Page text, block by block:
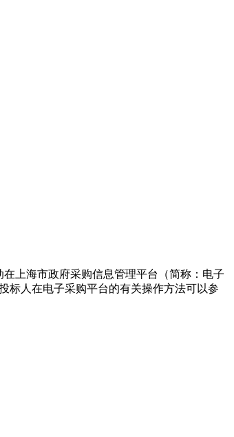
上海市政府采购信息管理平台（简称：电子
标人在电子采购平台的有关操作方法可以参